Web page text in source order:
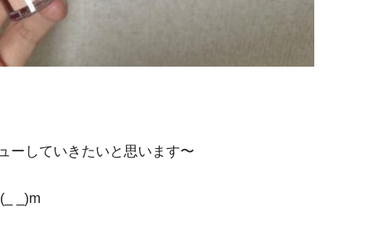
ーしていきたいと思います〜
_)m